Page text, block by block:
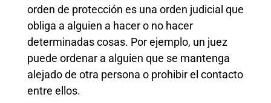
orden de protección es una orden judicial que
obliga a alguien a hacer o no hacer
determinadas cosas. Por ejemplo, un juez
puede ordenar a alguien que se mantenga
alejado de otra persona o prohibir el contacto
entre ellos.